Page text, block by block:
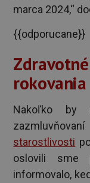
marca 2024,“
{{odporucane}}
rokovania
Nakoľko by
starostlivosti
oslovili sme
informovalo,